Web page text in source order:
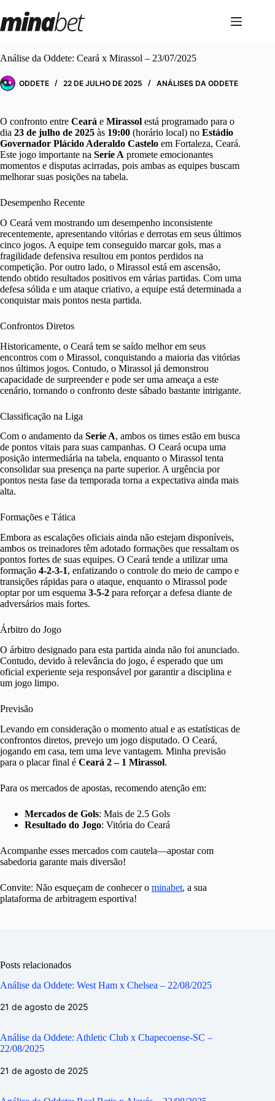
para
o
Análise da Oddete: Ceará x Mirassol – 23/07/2025
ODDETE 22 DE JULHO DE 2025 ANÁLISES DA ODDETE
O confronto entre Ceará e Mirassol está programado para o
dia 23 de julho de 2025 às 19:00 (horário local) no Estádio
Governador Plácido Aderaldo Castelo em Fortaleza, Ceará.
Este jogo importante na Serie A promete emocionantes
momentos e disputas acirradas, pois ambas as equipes buscam
melhorar suas posições na tabela.
Desempenho Recente
O Ceará vem mostrando um desempenho inconsistente
recentemente, apresentando vitórias e derrotas em seus últimos
cinco jogos. A equipe tem conseguido marcar gols, mas a
fragilidade defensiva resultou em pontos perdidos na
competição. Por outro lado, o Mirassol está em ascensão,
tendo obtido resultados positivos em várias partidas. Com uma
defesa sólida e um ataque criativo, a equipe está determinada a
conquistar mais pontos nesta partida.
Confrontos Diretos
Historicamente, o Ceará tem se saído melhor em seus
encontros com o Mirassol, conquistando a maioria das vitórias
nos últimos jogos. Contudo, o Mirassol já demonstrou
capacidade de surpreender e pode ser uma ameaça a este
cenário, tornando o confronto deste sábado bastante intrigante.
Classificação na Liga
Com o andamento da Serie A, ambos os times estão em busca
de pontos vitais para suas campanhas. O Ceará ocupa uma
posição intermediária na tabela, enquanto o Mirassol tenta
consolidar sua presença na parte superior. A urgência por
pontos nesta fase da temporada torna a expectativa ainda mais
alta.
Formações e Tática
Embora as escalações oficiais ainda não estejam disponíveis,
ambos os treinadores têm adotado formações que ressaltam os
pontos fortes de suas equipes. O Ceará tende a utilizar uma
formação 4-2-3-1, enfatizando o controle do meio de campo e
transições rápidas para o ataque, enquanto o Mirassol pode
optar por um esquema 3-5-2 para reforçar a defesa diante de
adversários mais fortes.
Árbitro do Jogo
O árbitro designado para esta partida ainda não foi anunciado.
Contudo, devido à relevância do jogo, é esperado que um
oficial experiente seja responsável por garantir a disciplina e
um jogo limpo.
Previsão
Levando em consideração o momento atual e as estatísticas de
confrontos diretos, prevejo um jogo disputado. O Ceará,
jogando em casa, tem uma leve vantagem. Minha previsão
para o placar final é Ceará 2 – 1 Mirassol.
Para os mercados de apostas, recomendo atenção em:
Mercados de Gols: Mais de 2.5 Gols
Resultado do Jogo: Vitória do Ceará
Acompanhe esses mercados com cautela—apostar com
sabedoria garante mais diversão!
Convite: Não esqueçam de conhecer o minabet, a sua
plataforma de arbitragem esportiva!
Posts relacionados
Análise da Oddete: West Ham x Chelsea – 22/08/2025
21 de agosto de 2025
Análise da Oddete: Athletic Club x Chapecoense-SC –
22/08/2025
21 de agosto de 2025